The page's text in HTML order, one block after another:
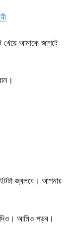
আমাকে জাপটে
জ্বলবে। আপনার
দিও। আমিও পড়ব।